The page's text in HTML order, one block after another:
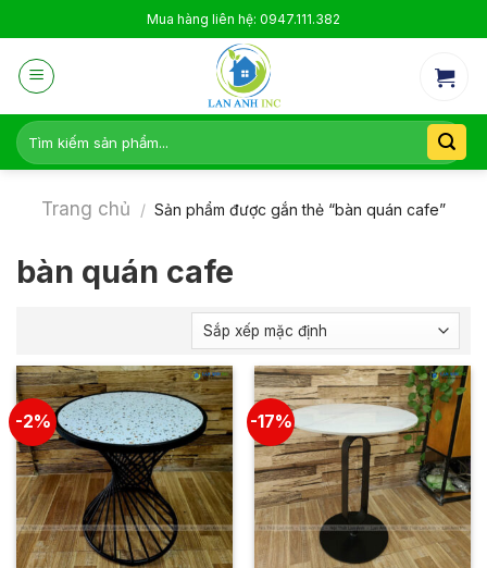
to
content
Mua hàng liên hệ: 0947.111.382
Tìm
kiếm:
Trang chủ / Sản phẩm được gắn thẻ “bàn quán cafe”
bàn quán cafe
-2% -17%